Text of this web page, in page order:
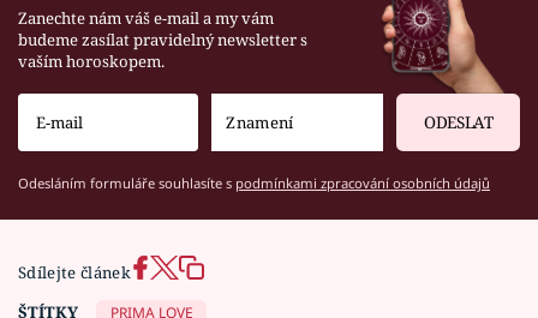
Zanechte nám váš e-mail a my vám
budeme zasílat pravidelný newsletter s
vaším horoskopem.
ODESLAT
Odesláním formuláře souhlasíte s podmínkami zpracování osobních údajů
Sdílejte článek
ŠTÍTKY
PRIMA LOVE